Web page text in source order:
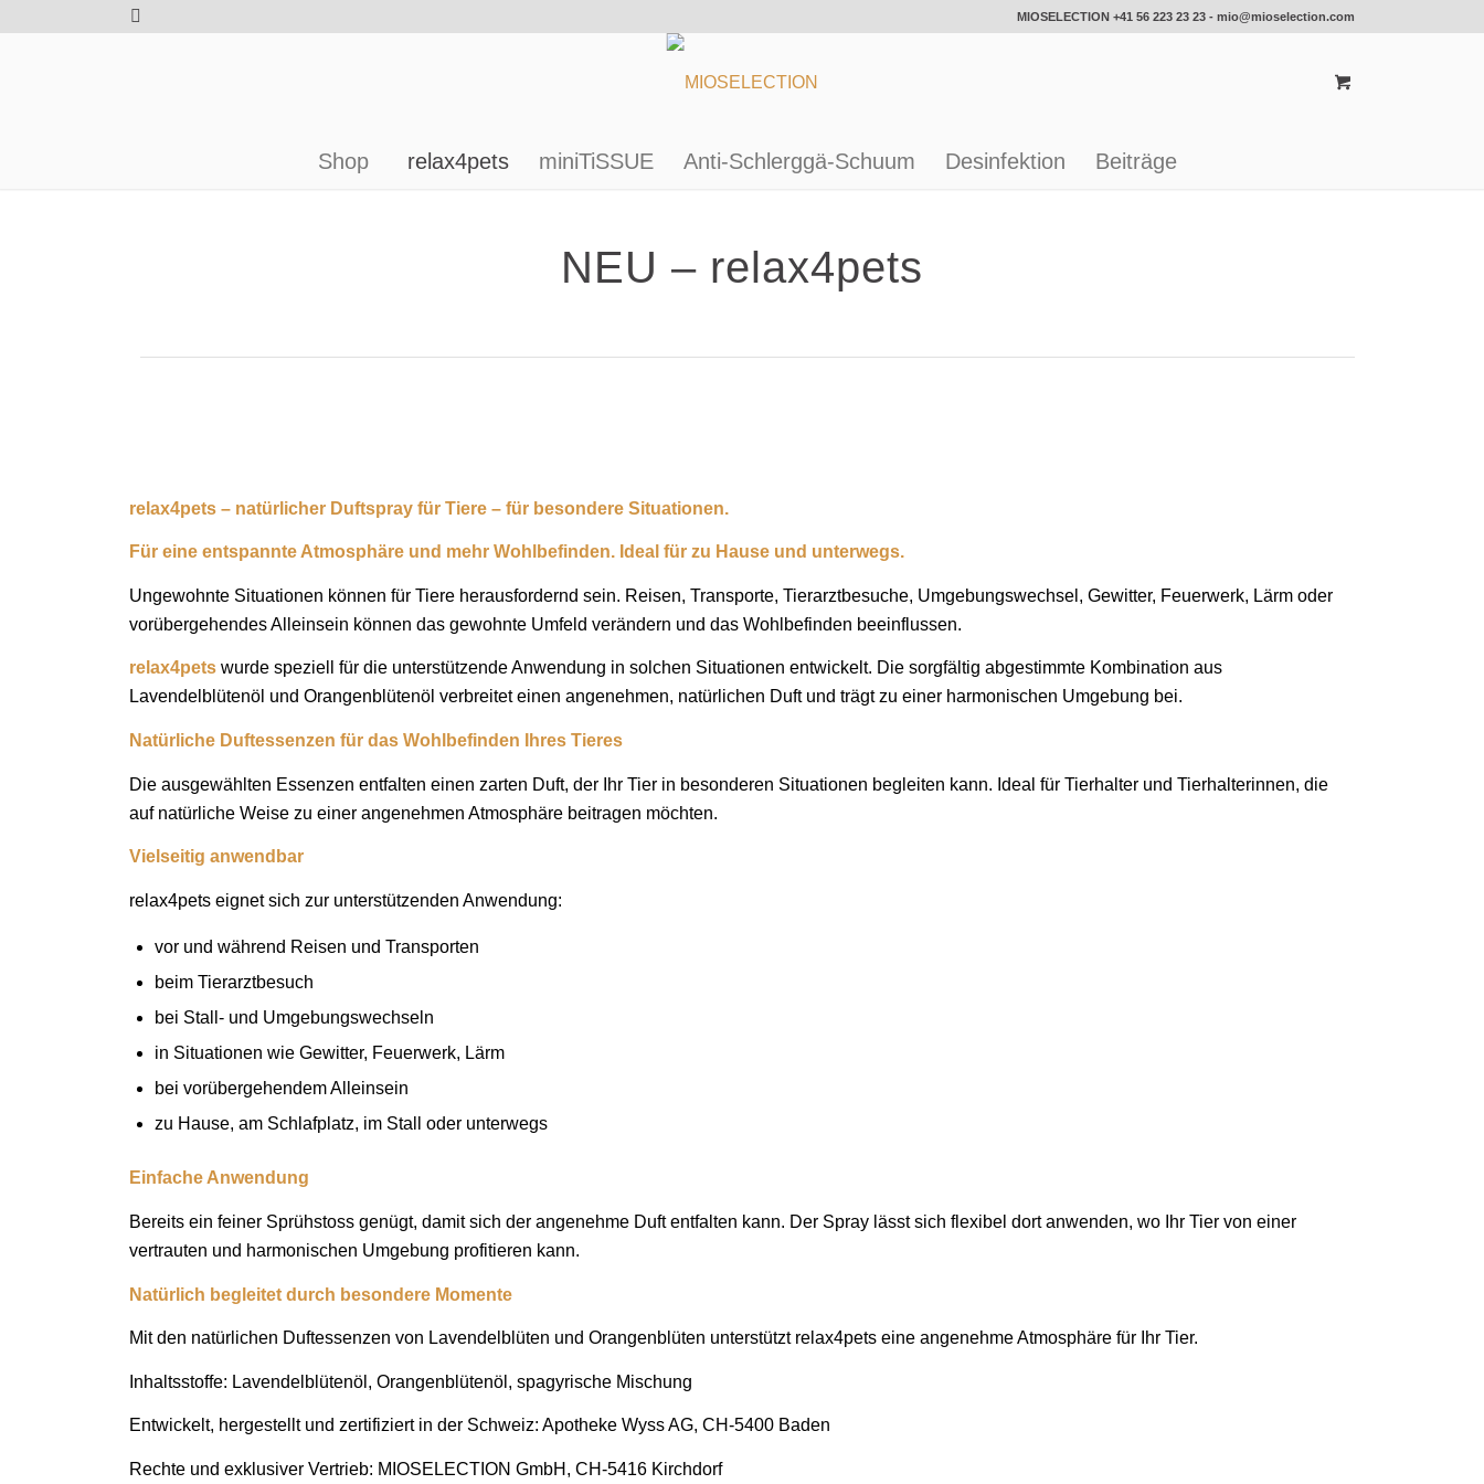
MIOSELECTION +41 56 223 23 23- mio@mioselection.com
Shop relax4pets miniTiSSUE Anti-Schlerggä-Schuum Desinfektion Beiträge
NEU – relax4pets
relax4pets – natürlicher Duftspray für Tiere – für besondere Situationen.
Für eine entspannte Atmosphäre und mehr Wohlbefinden. Ideal für zu Hause und unterwegs.
Ungewohnte Situationen können für Tiere herausfordernd sein. Reisen, Transporte, Tierarztbesuche, Umgebungswechsel, Gewitter, Feuerwerk, Lärm oder
vorübergehendes Alleinsein können das gewohnte Umfeld verändern und das Wohlbefinden beeinflussen.
relax4petswurde speziell für die unterstützende Anwendung in solchen Situationen entwickelt. Die sorgfältig abgestimmte Kombination aus
Lavendelblütenöl und Orangenblütenöl verbreitet einen angenehmen, natürlichen Duft und trägt zu einer harmonischen Umgebung bei.
Natürliche Duftessenzen für das Wohlbefinden Ihres Tieres
Die ausgewählten Essenzen entfalten einen zarten Duft, der Ihr Tier in besonderen Situationen begleiten kann. Ideal für Tierhalter und Tierhalterinnen, die
auf natürliche Weise zu einer angenehmen Atmosphäre beitragen möchten.
Vielseitig anwendbar
relax4pets eignet sich zur unterstützenden Anwendung:
vor und während Reisen und Transporten
beim Tierarztbesuch
bei Stall- und Umgebungswechseln
in Situationen wie Gewitter, Feuerwerk, Lärm
bei vorübergehendem Alleinsein
zu Hause, am Schlafplatz, im Stall oder unterwegs
Einfache Anwendung
Bereits ein feiner Sprühstoss genügt, damit sich der angenehme Duft entfalten kann. Der Spray lässt sich flexibel dort anwenden, wo Ihr Tier von einer
vertrauten und harmonischen Umgebung profitieren kann.
Natürlich begleitet durch besondere Momente
Mit den natürlichen Duftessenzen von Lavendelblüten und Orangenblüten unterstützt relax4pets eine angenehme Atmosphäre für Ihr Tier.
Inhaltsstoffe: Lavendelblütenöl, Orangenblütenöl, spagyrische Mischung
Entwickelt, hergestellt und zertifiziert in der Schweiz: Apotheke Wyss AG, CH-5400 Baden
Rechte und exklusiver Vertrieb: MIOSELECTION GmbH, CH-5416 Kirchdorf